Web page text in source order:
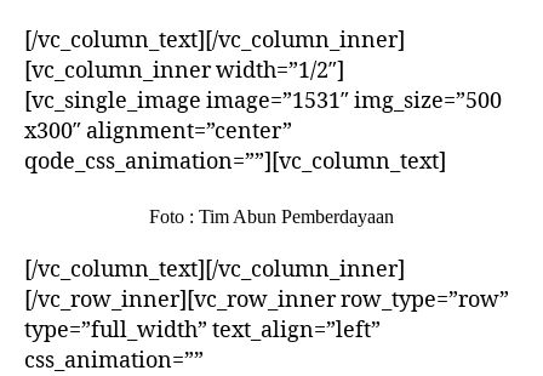
[/vc_column_text][/vc_column_inner]
[vc_column_inner width=”1/2″]
[vc_single_image image=”1531″ img_size=”500
x300″ alignment=”center”
qode_css_animation=””][vc_column_text]
Foto : Tim Abun Pemberdayaan
[/vc_column_text][/vc_column_inner]
[/vc_row_inner][vc_row_inner row_type=”row”
type=”full_width” text_align=”left”
css_animation=””